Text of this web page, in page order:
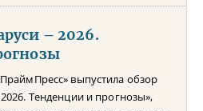
– 2026.
выпустила обзор
Тенденции и прогнозы»,